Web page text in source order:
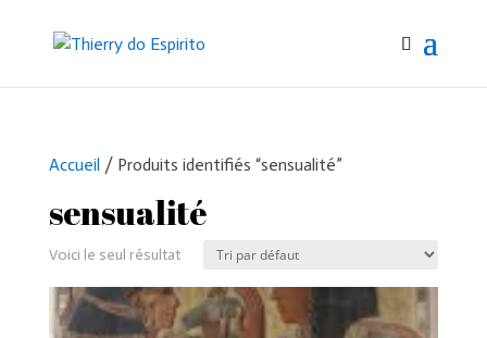
Accueil / Produits identifiés “sensualité”
sensualité
Voici le seul résultat